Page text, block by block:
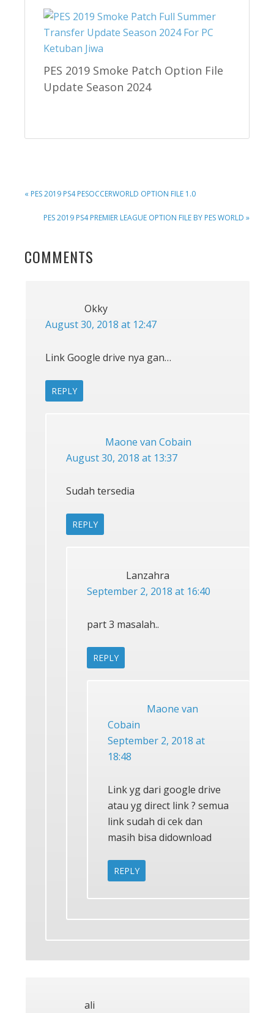
PES 2019 Smoke Patch Option File
Update Season 2024
PREVIOUS
« PES 2019 PS4 PESOCCERWORLD OPTION FILE 1.0
NEXT
PES 2019 PS4 PREMIER LEAGUE OPTION FILE BY PES WORLD »
READER
COMMENTS
Okky
August 30, 2018 at 12:47
Link Google drive nya gan…
REPLY
Maone van Cobain
August 30, 2018 at 13:37
Sudah tersedia
REPLY
Lanzahra
September 2, 2018 at 16:40
part 3 masalah..
REPLY
Maone van
Cobain
September 2, 2018 at
18:48
Link yg dari google drive
atau yg direct link ? semua
link sudah di cek dan
masih bisa didownload
REPLY
ali